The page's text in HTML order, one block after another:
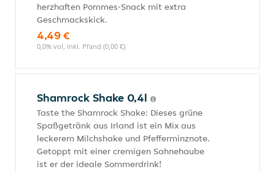
herzhaften Pommes-Snack mit extra
Geschmackskick.
4,49 €
0,0% vol, inkl. Pfand (0,00 €)
Shamrock Shake 0,4l
Taste the Shamrock Shake: Dieses grüne
Spaßgetränk aus Irland ist ein Mix aus
leckerem Milchshake und Pfefferminznote.
Getoppt mit einer cremigen Sahnehaube
ist er der ideale Sommerdrink!